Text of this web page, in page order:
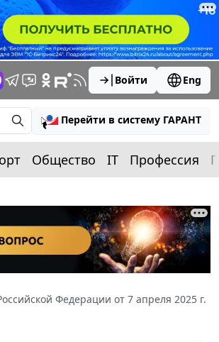
Войти Eng
Перейти в систему ГАРАНТ
Общество IT Профессия
Федерации от 7 апреля 2025 г.